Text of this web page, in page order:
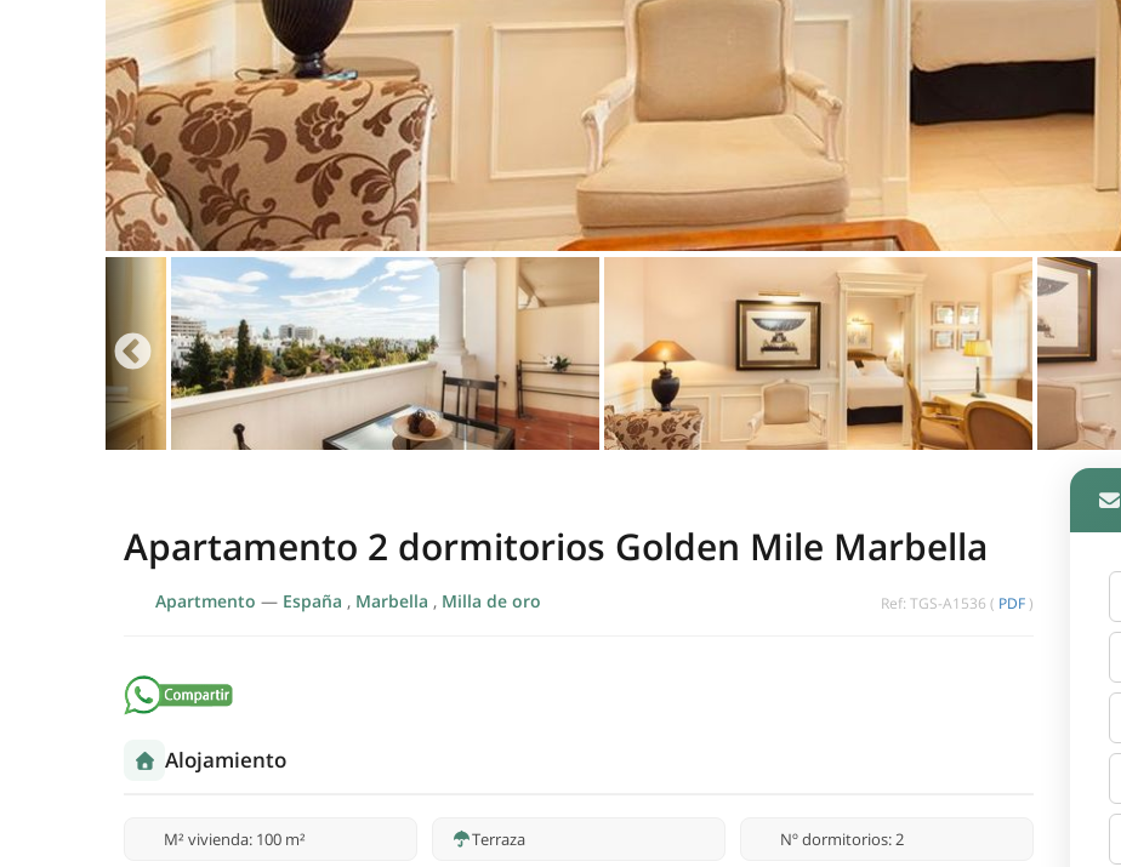
Apartamento 2 dormitorios Golden Mile Marbella
Apartmento — España , Marbella , Milla de oro Ref: TGS-A1536 ( PDF )
Alojamiento
M² vivienda: 100 m² Terraza Nº dormitorios: 2